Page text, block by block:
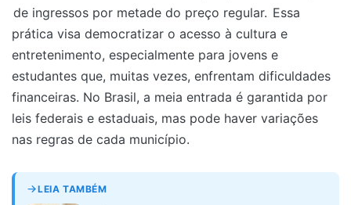
de ingressos por metade do preço regular. Essa
prática visa democratizar o acesso à cultura e
entretenimento, especialmente para jovens e
estudantes que, muitas vezes, enfrentam dificuldades
financeiras. No Brasil, a meia entrada é garantida por
leis federais e estaduais, mas pode haver variações
nas regras de cada município.
LEIA TAMBÉM